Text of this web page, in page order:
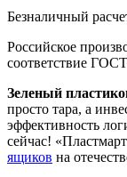
Безналичный
Российское
соответствие
Зеленый
просто тара, а
эффективность
сейчас!
ящиков на